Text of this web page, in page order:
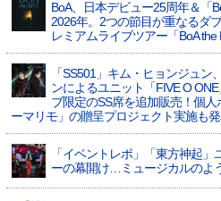
BoA、日本デビュー25周年＆「
2026年。2つの節目が重なるダ
レミアムライブツアー「BoA the
「SS501」キム・ヒョンジュ
ンによるユニット「FIVE O
ブ限定のSS席を追加販売！個
ーマリモ」の贈呈プロジェクト実施も
「イベントレポ」「東方神起
ーの幕開け…ミュージカルのよ